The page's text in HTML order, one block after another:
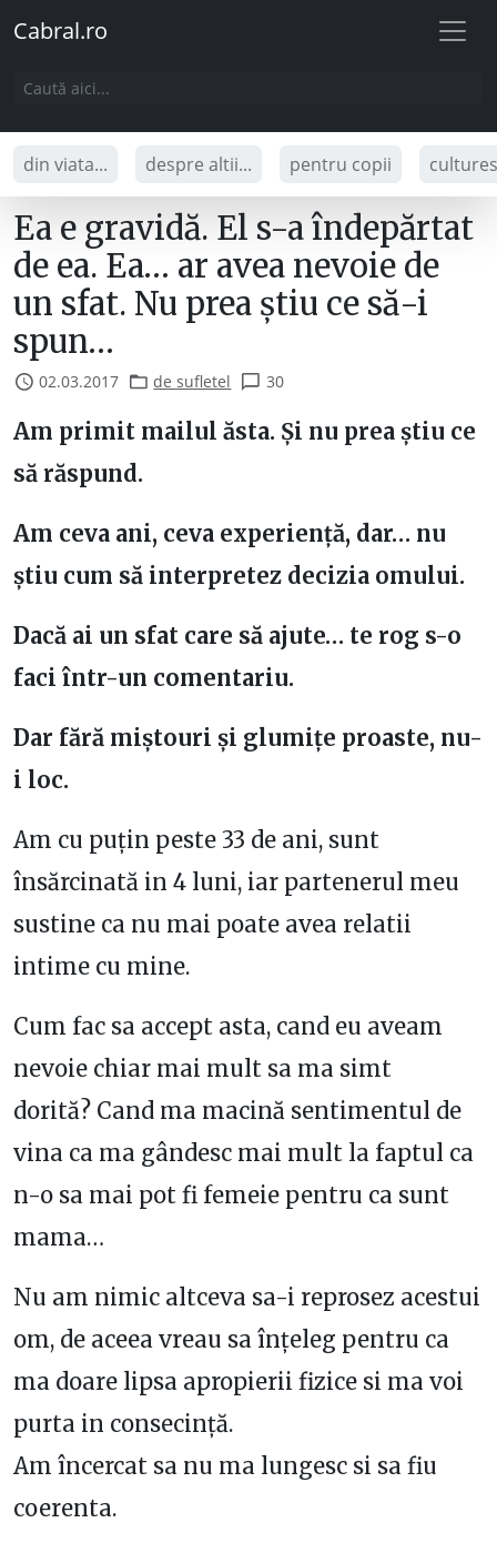
Cabral.ro
din viata... despre altii... pentru copii
Ea e gravidă. El s-a îndepărtat
de ea. Ea… ar avea nevoie de
un sfat. Nu prea știu ce să-i
spun…
02.03.2017 de sufletel 30
Am primit mailul ăsta. Și nu prea știu ce
să răspund.
Am ceva ani, ceva experiență, dar… nu
știu cum să interpretez decizia omului.
Dacă ai un sfat care să ajute… te rog s-o
faci într-un comentariu.
Dar fără miștouri și glumițe proaste, nu-
i loc.
Am cu puțin peste 33 de ani, sunt
însărcinată in 4 luni, iar partenerul meu
sustine ca nu mai poate avea relatii
intime cu mine.
Cum fac sa accept asta, cand eu aveam
nevoie chiar mai mult sa ma simt
dorită? Cand ma macină sentimentul de
vina ca ma gândesc mai mult la faptul ca
n-o sa mai pot fi femeie pentru ca sunt
mama…
Nu am nimic altceva sa-i reprosez acestui
om, de aceea vreau sa înțeleg pentru ca
ma doare lipsa apropierii fizice si ma voi
purta in consecință.
Am încercat sa nu ma lungesc si sa fiu
coerenta.